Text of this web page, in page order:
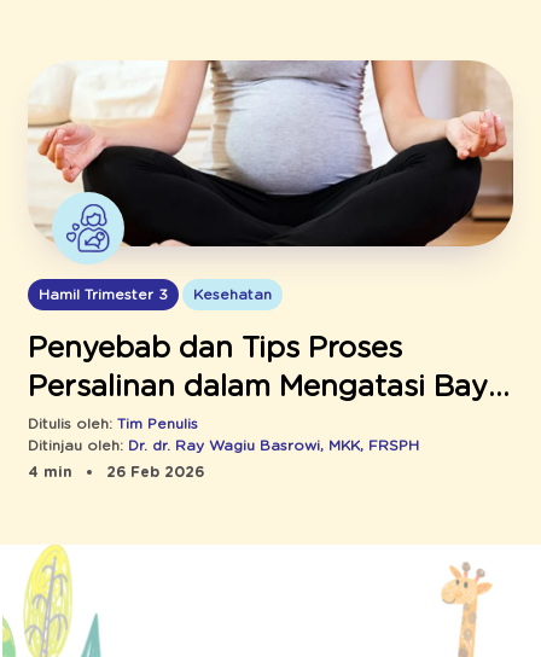
Hamil Trimester 3 Kesehatan
Penyebab dan Tips Proses
Persalinan dalam Mengatasi Bayi
Sungsang
Ditulis oleh: Tim Penulis
Ditinjau oleh: Dr. dr. Ray Wagiu Basrowi, MKK, FRSPH
4 min
26 Feb 2026